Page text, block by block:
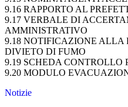
9.16 RAPPORTO AL
9.17 VERBALE DI
AMMINISTRATIVO
9.18 NOTIFICAZIONE
DIVIETO DI FUMO
9.19 SCHEDA CONTROLLO
9.20 MODULO
Notizie